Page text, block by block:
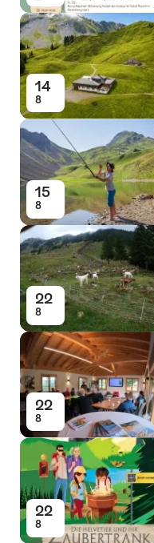
14
8
15
8
22
8
22
8
22
8